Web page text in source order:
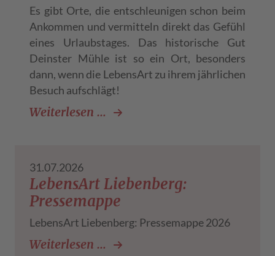
Es gibt Orte, die entschleunigen schon beim
Ankommen und vermitteln direkt das Gefühl
eines Urlaubstages. Das historische Gut
Deinster Mühle ist so ein Ort, besonders
dann, wenn die LebensArt zu ihrem jährlichen
Besuch aufschlägt!
Weiterlesen … LebensArt Deinste –
31.07.2026
LebensArt Liebenberg:
Pressemappe
LebensArt Liebenberg: Pressemappe 2026
Weiterlesen … LebensArt Liebenberg: